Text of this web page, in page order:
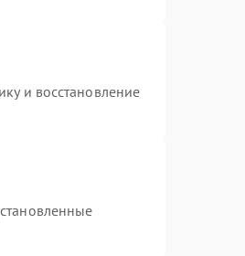
и восстановление